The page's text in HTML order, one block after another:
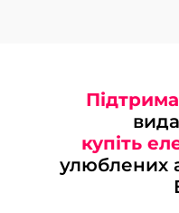
купіть
улюблених